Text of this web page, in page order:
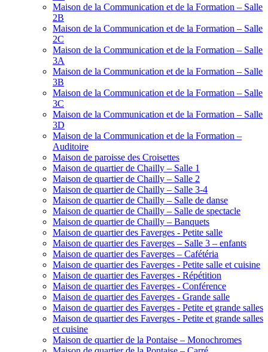
Maison de la Communication et de la Formation – Salle
2B
Maison de la Communication et de la Formation – Salle
2C
Maison de la Communication et de la Formation – Salle
3A
Maison de la Communication et de la Formation – Salle
3B
Maison de la Communication et de la Formation – Salle
3C
Maison de la Communication et de la Formation – Salle
3D
Maison de la Communication et de la Formation –
Auditoire
Maison de paroisse des Croisettes
Maison de quartier de Chailly – Salle 1
Maison de quartier de Chailly – Salle 2
Maison de quartier de Chailly – Salle 3-4
Maison de quartier de Chailly – Salle de danse
Maison de quartier de Chailly – Salle de spectacle
Maison de quartier de Chailly – Banquets
Maison de quartier des Faverges - Petite salle
Maison de quartier des Faverges – Salle 3 – enfants
Maison de quartier des Faverges – Cafétéria
Maison de quartier des Faverges - Petite salle et cuisine
Maison de quartier des Faverges - Répétition
Maison de quartier des Faverges - Conférence
Maison de quartier des Faverges - Grande salle
Maison de quartier des Faverges - Petite et grande salles
Maison de quartier des Faverges - Petite et grande salles
et cuisine
Maison de quartier de la Pontaise – Monochromes